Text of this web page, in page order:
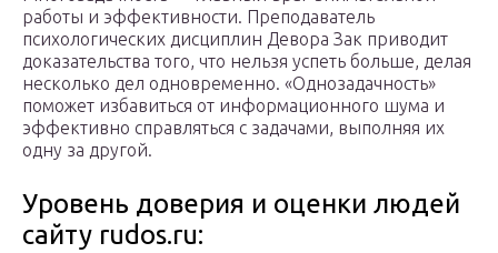
работы и эффективности. Преподаватель
психологических дисциплин Девора Зак приводит
доказательства того, что нельзя успеть больше, делая
несколько дел одновременно. «Однозадачность»
поможет избавиться от информационного шума и
эффективно справляться с задачами, выполняя их
одну за другой.
Уровень доверия и оценки людей
сайту rudos.ru: